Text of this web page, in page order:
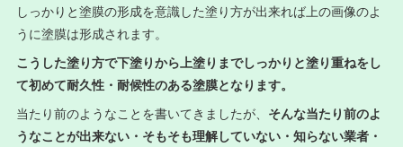
しっかりと塗膜の形成を意識した塗り方が出来れば上の画像のよ
うに塗膜は形成されます。
こうした塗り方で下塗りから上塗りまでしっかりと塗り重ねをし
て初めて耐久性・耐候性のある塗膜となります。
当たり前のようなことを書いてきましたが、 そんな当たり前のよ
うなことが出来ない・そもそも理解していない・知らない業者・